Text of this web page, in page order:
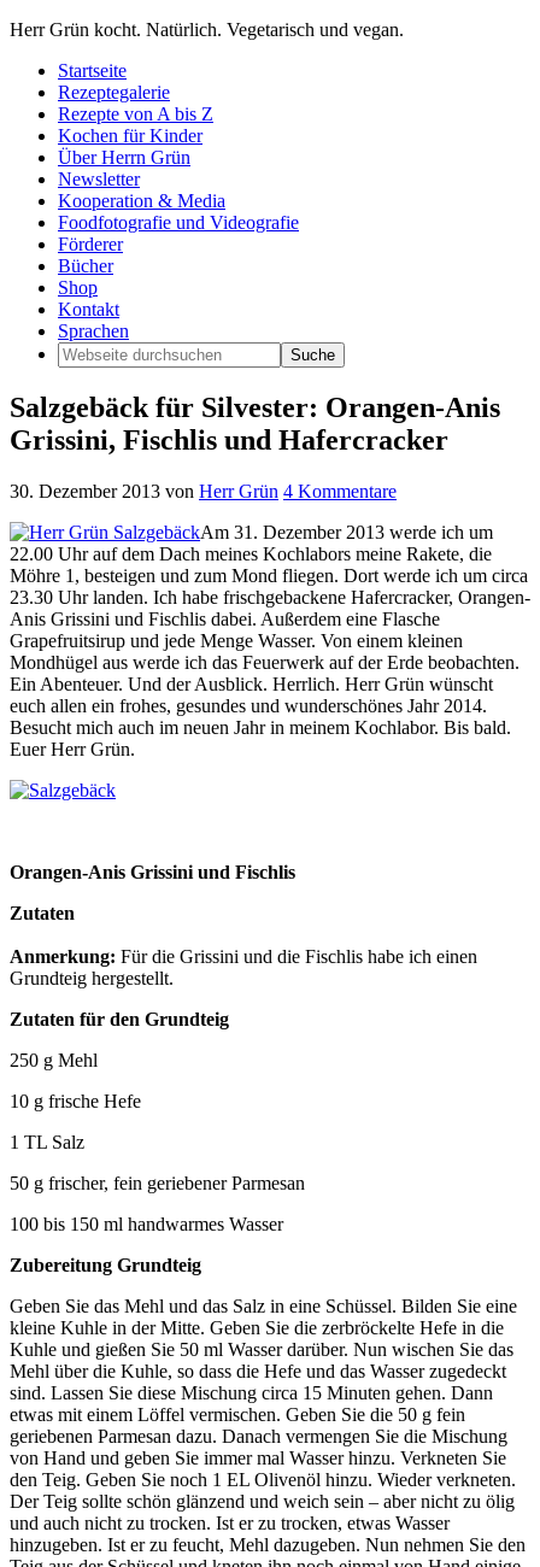
Herr Grün kocht. Natürlich. Vegetarisch und vegan.
Startseite
Rezeptegalerie
Rezepte von A bis Z
Kochen für Kinder
Über Herrn Grün
Newsletter
Kooperation & Media
Foodfotografie und Videografie
Förderer
Bücher
Shop
Kontakt
Sprachen
Salzgebäck für Silvester: Orangen-Anis
Grissini, Fischlis und Hafercracker
30. Dezember 2013 von Herr Grün 4 Kommentare
Am 31. Dezember 2013 werde ich um
22.00 Uhr auf dem Dach meines Kochlabors meine Rakete, die
Möhre 1, besteigen und zum Mond fliegen. Dort werde ich um circa
23.30 Uhr landen. Ich habe frischgebackene Hafercracker, Orangen-
Anis Grissini und Fischlis dabei. Außerdem eine Flasche
Grapefruitsirup und jede Menge Wasser. Von einem kleinen
Mondhügel aus werde ich das Feuerwerk auf der Erde beobachten.
Ein Abenteuer. Und der Ausblick. Herrlich. Herr Grün wünscht
euch allen ein frohes, gesundes und wunderschönes Jahr 2014.
Besucht mich auch im neuen Jahr in meinem Kochlabor. Bis bald.
Euer Herr Grün.
Orangen-Anis Grissini und Fischlis
Zutaten
Anmerkung: Für die Grissini und die Fischlis habe ich einen
Grundteig hergestellt.
Zutaten für den Grundteig
250 g Mehl
10 g frische Hefe
1 TL Salz
50 g frischer, fein geriebener Parmesan
100 bis 150 ml handwarmes Wasser
Zubereitung Grundteig
Geben Sie das Mehl und das Salz in eine Schüssel. Bilden Sie eine
kleine Kuhle in der Mitte. Geben Sie die zerbröckelte Hefe in die
Kuhle und gießen Sie 50 ml Wasser darüber. Nun wischen Sie das
Mehl über die Kuhle, so dass die Hefe und das Wasser zugedeckt
sind. Lassen Sie diese Mischung circa 15 Minuten gehen. Dann
etwas mit einem Löffel vermischen. Geben Sie die 50 g fein
geriebenen Parmesan dazu. Danach vermengen Sie die Mischung
von Hand und geben Sie immer mal Wasser hinzu. Verkneten Sie
den Teig. Geben Sie noch 1 EL Olivenöl hinzu. Wieder verkneten.
Der Teig sollte schön glänzend und weich sein – aber nicht zu ölig
und auch nicht zu trocken. Ist er zu trocken, etwas Wasser
hinzugeben. Ist er zu feucht, Mehl dazugeben. Nun nehmen Sie den